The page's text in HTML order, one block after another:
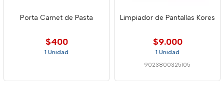
Porta Carnet de Pasta
$400
1 Unidad
Limpiador de Pantallas Kores
$9.000
1 Unidad
9023800325105